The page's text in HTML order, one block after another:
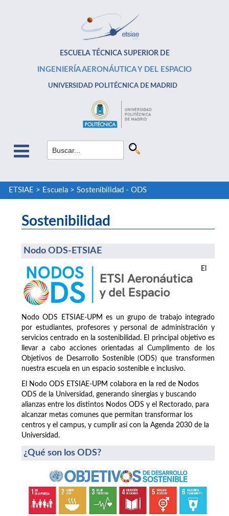
ESCUELA TÉCNICA SUPERIOR DE
INGENIERÍA AERONÁUTICA Y DEL ESPACIO
UNIVERSIDAD POLITÉCNICA DE MADRID
ETSIAE > Escuela> Sostenibilidad - ODS
Sostenibilidad
Nodo ODS-ETSIAE
El
Nodo ODS ETSIAE-UPM es un grupo de trabajo integrado
por estudiantes, profesores y personal de administración y
servicios centrado en la sostenibilidad. El principal objetivo es
llevar a cabo acciones orientadas al Cumplimento de los
Objetivos de Desarrollo Sostenible (ODS) que transformen
nuestra escuela en un espacio sostenible e inclusivo.
El Nodo ODS ETSIAE-UPM colabora en la red de Nodos
ODS de la Universidad, generando sinergias y buscando
alianzas entre los distintos Nodos ODS y el Rectorado, para
alcanzar metas comunes que permitan transformar los
centros y el campus, y cumplir así con la Agenda 2030 de la
Universidad.
¿Qué son los ODS?